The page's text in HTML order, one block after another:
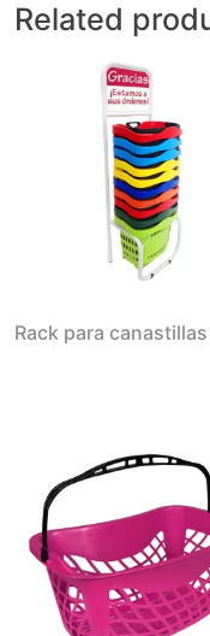
Related
Rack para canastillas